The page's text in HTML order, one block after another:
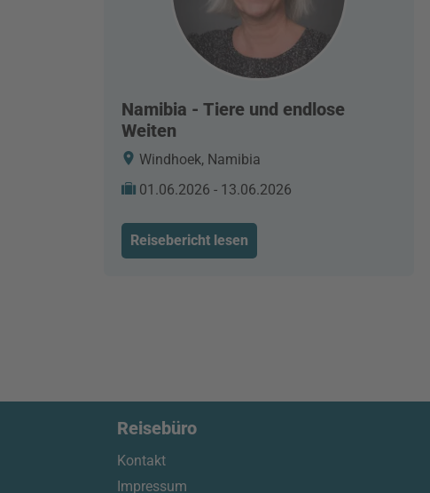
Namibia - Tiere und endlose
Weiten
Windhoek, Namibia
01.06.2026 - 13.06.2026
Reisebericht lesen
Reisebüro
Kontakt
Impressum